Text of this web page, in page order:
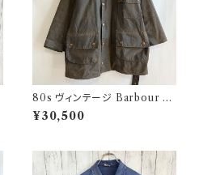
80s ヴィンテージ Barbour 2
ワラント ソルウェイジッパー Sol
way Zipper オイルドジャケット
¥30,500